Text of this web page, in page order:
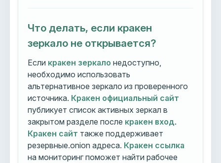
Что делать, если кракен
зеркало не открывается?
Если кракен зеркало недоступно,
необходимо использовать
альтернативное зеркало из проверенного
источника. Кракен официальный сайт
публикует список активных зеркал в
закрытом разделе после кракен вход.
Кракен сайт также поддерживает
резервные.onion адреса. Кракен ссылка
на мониторинг поможет найти рабочее